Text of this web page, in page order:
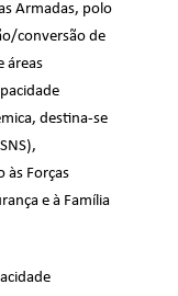
Armadas, polo
conversão de
áreas
destina-se
às Forças
e à Família